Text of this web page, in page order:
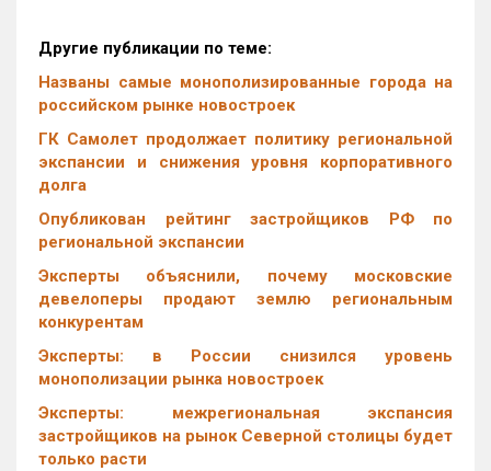
Другие публикации по теме:
Названы самые монополизированные города на
российском рынке новостроек
ГК Самолет продолжает политику региональной
экспансии и снижения уровня корпоративного
долга
Опубликован рейтинг застройщиков РФ по
региональной экспансии
Эксперты объяснили, почему московские
девелоперы продают землю региональным
конкурентам
Эксперты: в России снизился уровень
монополизации рынка новостроек
Эксперты: межрегиональная экспансия
застройщиков на рынок Северной столицы будет
только расти